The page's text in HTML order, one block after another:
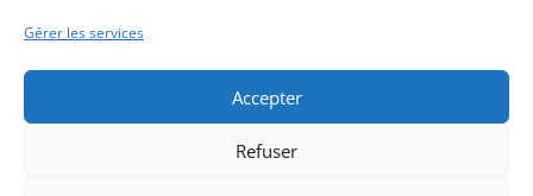
Gérer les services
Accepter
Refuser
Mentions légales
Politique de cookies (UE)